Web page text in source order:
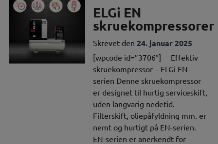
ELGi EN
skruekompressorer
Skrevet den 24. januar 2025
[wpcode id=”3706″] Effektiv
skruekompressor – ELGi EN-
serien Denne skruekompressor
er designet til hurtig serviceskift,
uden langvarig nedetid.
Filterskift, oliepåfyldning mm. er
nemt og hurtigt på EN-serien.
EN-serien er anerkendt for